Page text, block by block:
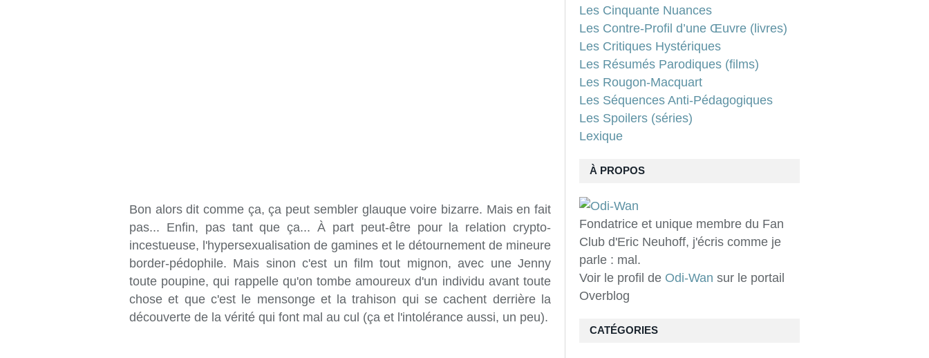
Bon alors dit comme ça, ça peut sembler glauque voire bizarre. Mais en fait
pas... Enfin, pas tant que ça... À part peut-être pour la relation crypto-
incestueuse, l'hypersexualisation de gamines et le détournement de mineure
border-pédophile. Mais sinon c'est un film tout mignon, avec une Jenny
toute poupine, qui rappelle qu'on tombe amoureux d'un individu avant toute
chose et que c'est le mensonge et la trahison qui se cachent derrière la
découverte de la vérité qui font mal au cul (ça et l'intolérance aussi, un peu).
À PROPOS
Fondatrice et unique membre du Fan
Club d'Eric Neuhoff, j'écris comme je
parle : mal.
Voir le profil de Odi-Wan sur le portail
Overblog
Les Cinquante Nuances
Les Contre-Profil d’une Œuvre (livres)
Les Critiques Hystériques
Les Résumés Parodiques (films)
Les Rougon-Macquart
Les Séquences Anti-Pédagogiques
Les Spoilers (séries)
Lexique
CATÉGORIES